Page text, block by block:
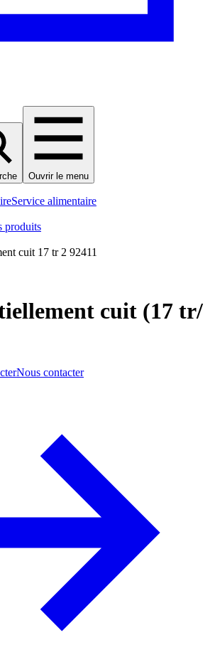
Ouvrir le menu
Service alimentaire
produits
cuit 17 tr 2 92411
cuit (17 tr/
Nous contacter